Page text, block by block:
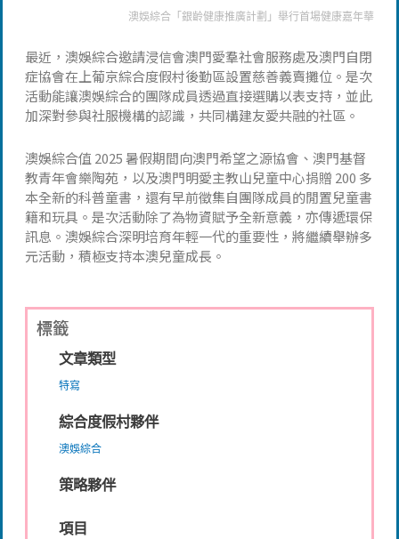
澳娛綜合「銀齡健康推廣計劃」舉行首場健康嘉年華
最近，澳娛綜合邀請浸信會澳門愛羣社會服務處及澳門自閉
症協會在上葡京綜合度假村後勤區設置慈善義賣攤位。是次
活動能讓澳娛綜合的團隊成員透過直接選購以表支持，並此
加深對參與社服機構的認識，共同構建友愛共融的社區。
澳娛綜合值 2025 暑假期間向澳門希望之源協會、澳門基督
教青年會樂陶苑，以及澳門明愛主教山兒童中心捐贈 200 多
本全新的科普童書，還有早前徵集自團隊成員的閒置兒童書
籍和玩具。是次活動除了為物資賦予全新意義，亦傳遞環保
訊息。澳娛綜合深明培育年輕一代的重要性，將繼續舉辦多
元活動，積極支持本澳兒童成長。
標籤
文章類型
特寫
綜合度假村夥伴
澳娛綜合
策略夥伴
項目